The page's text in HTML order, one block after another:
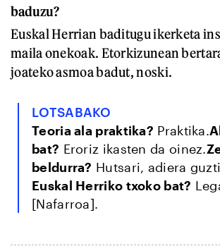
baduzu?
Euskal Herrian baditugu ikerketa
maila onekoak. Etorkizunean
joateko asmoa badut, noski.
LOTSABAKO
Teoria ala praktika? Praktika.
bat? Eroriz ikasten da oinez.
beldurra? Hutsari, adiera
Euskal Herriko txoko bat?
[Nafarroa].